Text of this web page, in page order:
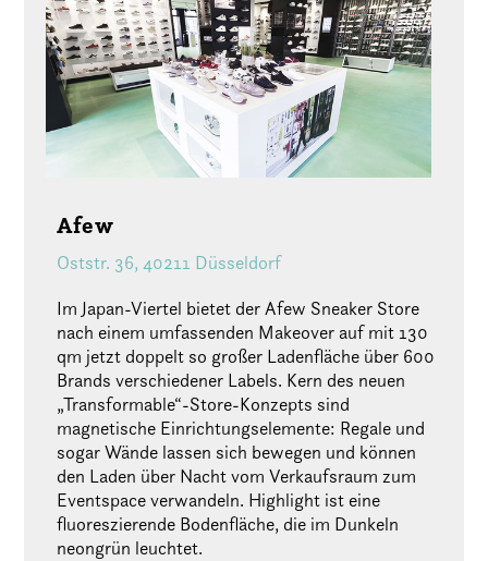
Afew
Oststr. 36, 40211 Düsseldorf
Im Japan-Viertel bietet der Afew Sneaker Store
nach einem umfassenden Makeover auf mit 130
qm jetzt doppelt so großer Ladenfläche über 600
Brands verschiedener Labels. Kern des neuen
„Transformable“-Store-Konzepts sind
magnetische Einrichtungselemente: Regale und
sogar Wände lassen sich bewegen und können
den Laden über Nacht vom Verkaufsraum zum
Eventspace verwandeln. Highlight ist eine
fluoreszierende Bodenfläche, die im Dunkeln
neongrün leuchtet.